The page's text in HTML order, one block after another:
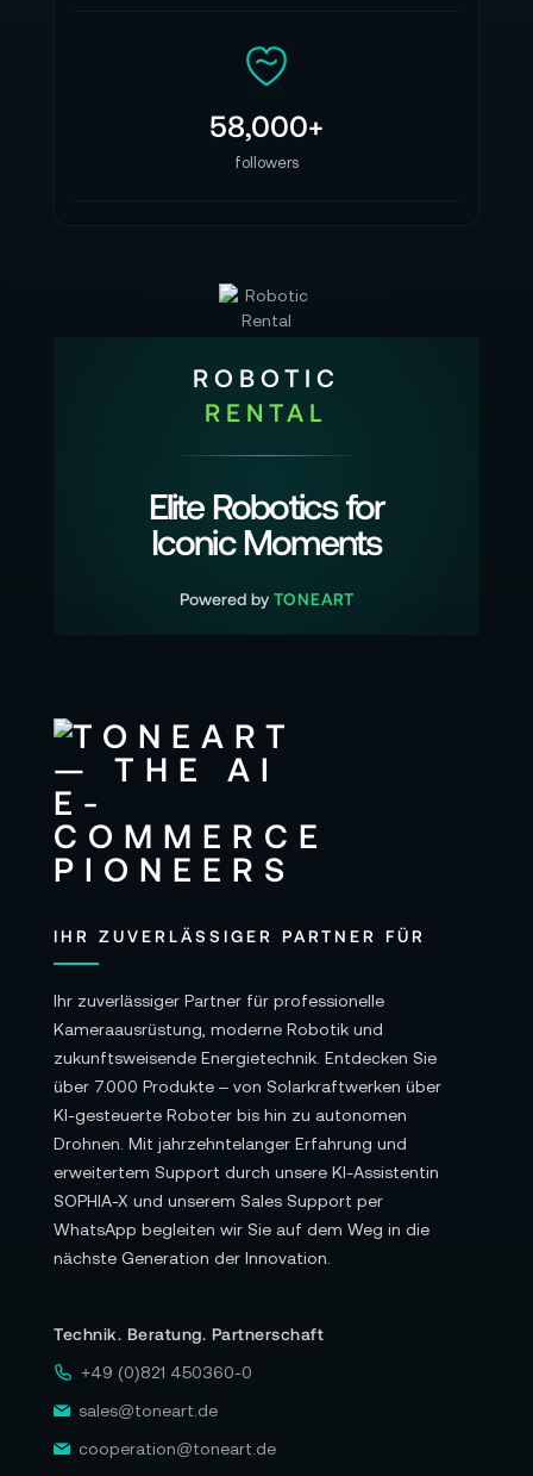
58,000+
followers
ROBOTIC
RENTAL
Elite Robotics for
Iconic Moments
Powered by TONEART
IHR ZUVERLÄSSIGER PARTNER FÜR
Ihr zuverlässiger Partner für professionelle
Kameraausrüstung, moderne Robotik und
zukunftsweisende Energietechnik. Entdecken Sie
über 7.000 Produkte – von Solarkraftwerken über
KI-gesteuerte Roboter bis hin zu autonomen
Drohnen. Mit jahrzehntelanger Erfahrung und
erweitertem Support durch unsere KI-Assistentin
SOPHIA-X und unserem Sales Support per
WhatsApp begleiten wir Sie auf dem Weg in die
nächste Generation der Innovation.
Technik. Beratung. Partnerschaft
+49 (0)821 450360-0
sales@toneart.de
cooperation@toneart.de